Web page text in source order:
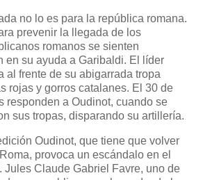
no lo es para la república romana.
prevenir la llegada de los
romanos se sienten
en su ayuda a Garibaldi. El líder
al frente de su abigarrada tropa
rojas y gorros catalanes. El 30 de
responden a Oudinot, cuando se
sus tropas, disparando su artillería.
Oudinot, que tiene que volver
provoca un escándalo en el
Jules Claude Gabriel Favre, uno de